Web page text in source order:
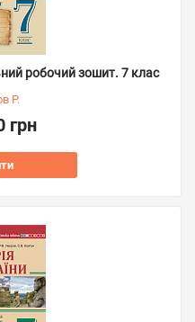
робочий зошит. 7 клас
Р.
грн